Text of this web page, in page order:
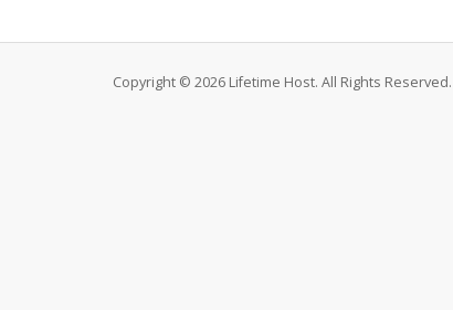
Copyright © 2026 Lifetime Host. All Rights Reserved.